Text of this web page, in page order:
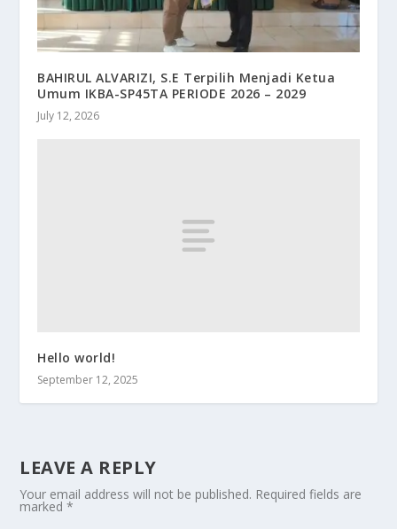
BAHIRUL ALVARIZI, S.E Terpilih Menjadi Ketua
Umum IKBA-SP45TA PERIODE 2026 – 2029
July 12, 2026
Hello world!
September 12, 2025
LEAVE A REPLY
Your email address will not be published. Required fields are
marked*